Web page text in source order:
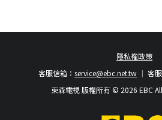
隱私權政策
客
客服信箱： service@ebc.net.tw
東森電視 版權所有 © 2026 EBC